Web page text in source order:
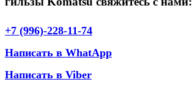
+7 (996)-228-11-74
Написать в WhatApp
Написать в Viber